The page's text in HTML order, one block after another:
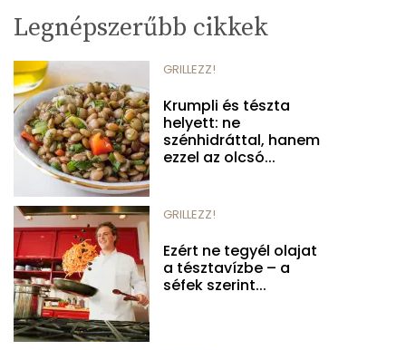
Legnépszerűbb cikkek
GRILLEZZ!
Krumpli és tészta
helyett: ne
szénhidráttal, hanem
ezzel az olcsó...
GRILLEZZ!
Ezért ne tegyél olajat
a tésztavízbe – a
séfek szerint...